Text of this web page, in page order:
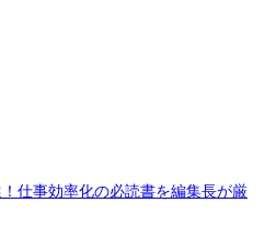
仕事効率化の必読書を編集長が厳